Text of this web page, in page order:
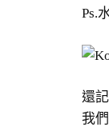
Ps.
還
我